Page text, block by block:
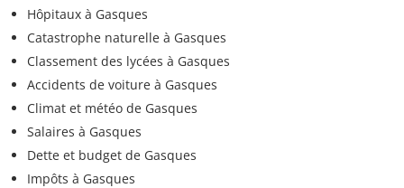
Hôpitaux à Gasques
Catastrophe naturelle à Gasques
Classement des lycées à Gasques
Accidents de voiture à Gasques
Climat et météo de Gasques
Salaires à Gasques
Dette et budget de Gasques
Impôts à Gasques